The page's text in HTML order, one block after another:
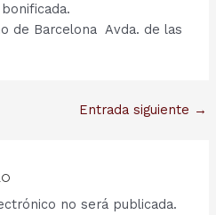
de Barcelona Avda. de las
Entrada siguiente →
no será publicada.